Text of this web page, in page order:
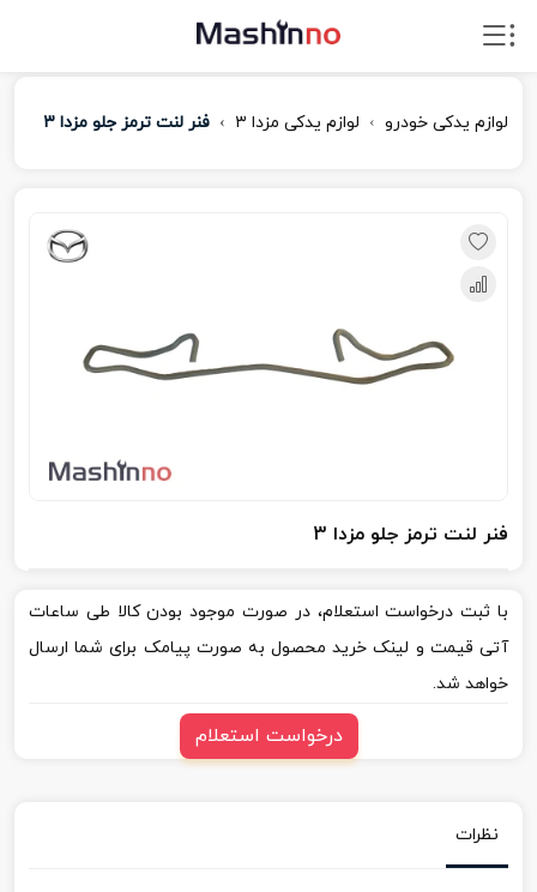
لوازم یدکی خودرو لوازم یدکی مزدا ۳ فنر لنت ترمز جلو مزدا 3
فنر لنت ترمز جلو مزدا 3
با ثبت درخواست استعلام، در صورت موجود بودن کالا طی ساعات
آتی قیمت و لینک خرید محصول به صورت پیامک برای شما ارسال
خواهد شد.
درخواست استعلام
نظرات